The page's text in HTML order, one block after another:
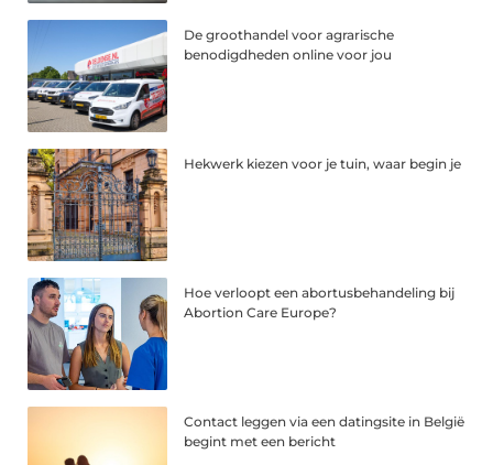
De groothandel voor agrarische
benodigdheden online voor jou
Hekwerk kiezen voor je tuin, waar begin je
Hoe verloopt een abortusbehandeling bij
Abortion Care Europe?
Contact leggen via een datingsite in België
begint met een bericht